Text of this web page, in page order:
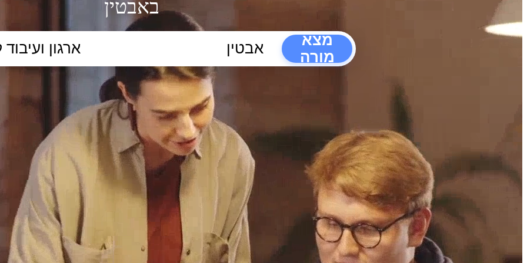
באבטין
מצא
מורה
ללמוד אונליין
ללמוד
פרונטלי
תיכון השכלה גבוהה הפרעות קשב וריכוז
כלי סינון